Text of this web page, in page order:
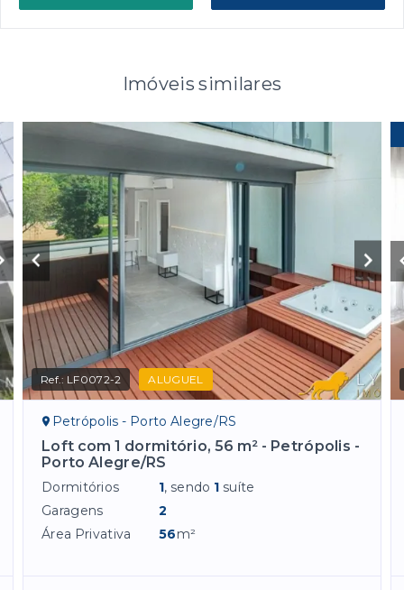
Imóveis similares
Ref.: LF0072-2 ALUGUEL
Petrópolis - Porto Alegre/RS
Loft com 1 dormitório, 56 m² - Petrópolis -
Porto Alegre/RS
Dormitórios 1, sendo 1 suíte
Garagens
2
Área Privativa
56m²